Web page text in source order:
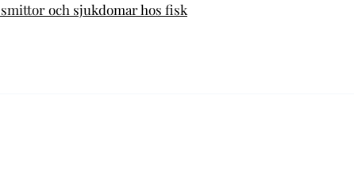
och sjukdomar hos fisk